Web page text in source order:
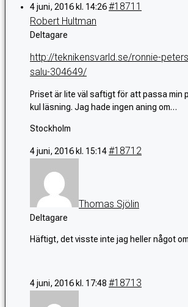
4 juni, 2016 kl. 14:26#18711
Robert Hultman
Deltagare
http://teknikensvarld.se/ronnie-
salu-304649/
Priset är lite väl saftigt för att passa min
kul läsning. Jag hade ingen aning om…
Stockholm
4 juni, 2016 kl. 15:14#18712
Thomas Sjölin
Deltagare
Häftigt, det visste inte jag heller något
4 juni, 2016 kl. 17:48 #18713